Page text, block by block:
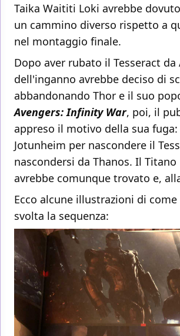
Taika Waititi Loki avrebbe
un cammino diverso rispetto a
nel montaggio finale.
Dopo aver rubato il Tesseract
dell'inganno avrebbe deciso di
abbandonando Thor e il suo
Avengers: Infinity War, poi, il
appreso il motivo della sua
Jotunheim per nascondere il
nascondersi da Thanos. Il Titano
avrebbe comunque trovato e,
Ecco alcune illustrazioni di
svolta la sequenza: